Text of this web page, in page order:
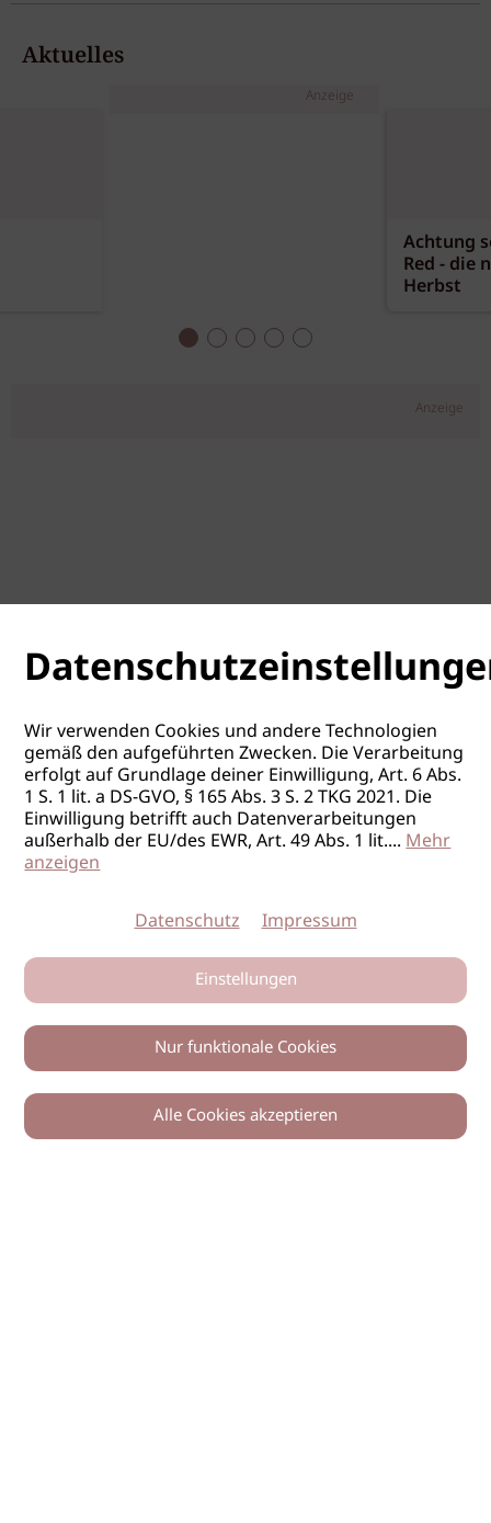
Aktuelles
Anzeige
Achtung
Red - die
Herbst
Anzeige
0
Wir verwenden Cookies und andere Technologien
gemäß den aufgeführten Zwecken. Die Verarbeitung
erfolgt auf Grundlage deiner Einwilligung, Art. 6 Abs.
1 S. 1 lit. a DS-GVO, § 165 Abs. 3 S. 2 TKG 2021. Die
Einwilligung betrifft auch Datenverarbeitungen
außerhalb der EU/des EWR, Art. 49 Abs. 1 lit....Mehr
anzeigen
Datenschutz Impressum
Einstellungen
Nur funktionale Cookies
Alle Cookies akzeptieren